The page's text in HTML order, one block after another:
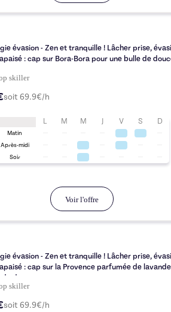
évasion - Zen et tranquille ! Lâcher prise,
: cap sur Bora-Bora pour une bulle de
skiller
soit 69.9€/h
L M M J V S D
Matin
Après-midi
Soir
Voir l'offre
évasion - Zen et tranquille ! Lâcher prise,
: cap sur la Provence parfumée de
de douceur
skiller
soit 69.9€/h